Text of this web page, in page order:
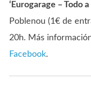
‘Eurogarage – Todo a
Poblenou (1€ de
20h. Más
Facebook.